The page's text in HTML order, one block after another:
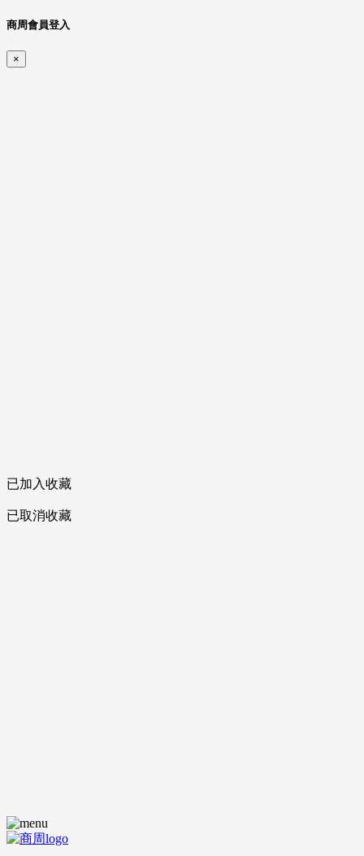
商周會員登入
×
已加入收藏
已取消收藏